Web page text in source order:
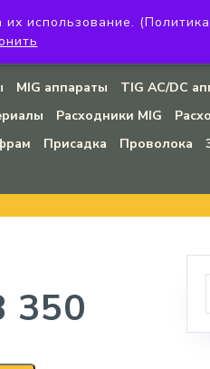
помещение)
+7 (923) 142-20-
MIG аппараты
TIG AC/DC
Расходники MIG
Присадка Проволока
350
использование.